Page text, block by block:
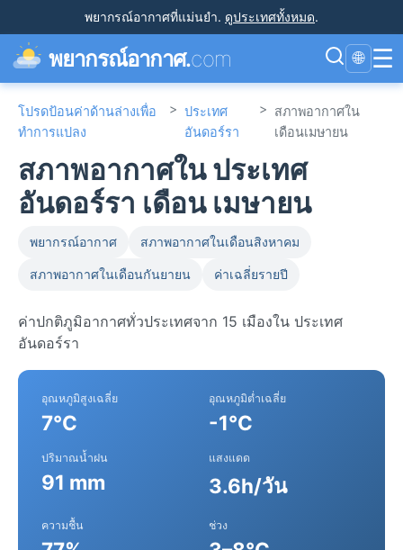
พยากรณ์อากาศที่แม่นยำ. ดูประเทศทั้งหมด.
พยากรณ์อากาศ.com 🌐 ☰
โปรดป้อนค่าด้านล่างเพื่อ
ทำการแปลง
> ประเทศ
อันดอร์รา
> สภาพอากาศใน
เดือนเมษายน
สภาพอากาศใน ประเทศ
อันดอร์รา เดือน เมษายน
พยากรณ์อากาศ สภาพอากาศในเดือนสิงหาคม
สภาพอากาศในเดือนกันยายน ค่าเฉลี่ยรายปี
ค่าปกติภูมิอากาศทั่วประเทศจาก 15 เมืองใน ประเทศ
อันดอร์รา
อุณหภูมิสูงเฉลี่ย
7°C
อุณหภูมิต่ำเฉลี่ย
-1°C
ปริมาณน้ำฝน
91 mm
แสงแดด
3.6h/วัน
ความชื้น ช่วง